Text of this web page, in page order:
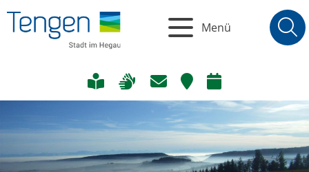
Menü